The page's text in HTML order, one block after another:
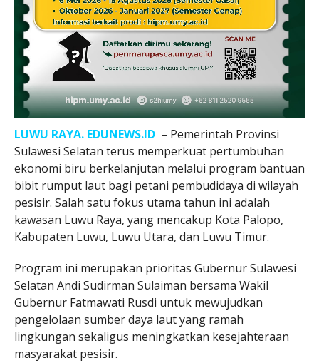
LUWU RAYA. EDUNEWS.ID– Pemerintah Provinsi
Sulawesi Selatan terus memperkuat pertumbuhan
ekonomi biru berkelanjutan melalui program bantuan
bibit rumput laut bagi petani pembudidaya di wilayah
pesisir. Salah satu fokus utama tahun ini adalah
kawasan Luwu Raya, yang mencakup Kota Palopo,
Kabupaten Luwu, Luwu Utara, dan Luwu Timur.
Program ini merupakan prioritas Gubernur Sulawesi
Selatan Andi Sudirman Sulaiman bersama Wakil
Gubernur Fatmawati Rusdi untuk mewujudkan
pengelolaan sumber daya laut yang ramah
lingkungan sekaligus meningkatkan kesejahteraan
masyarakat pesisir.